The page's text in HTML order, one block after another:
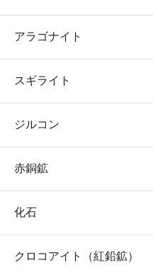
アラゴナイト
スギライト
ジルコン
赤銅鉱
化石
クロコアイト（紅鉛鉱）